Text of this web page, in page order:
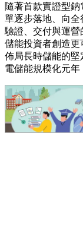
隨著首款實證型
單逐步落地、向全
驗證、交付與運
儲能投資者創造更
佈局長時儲能的
電儲能規模化元年